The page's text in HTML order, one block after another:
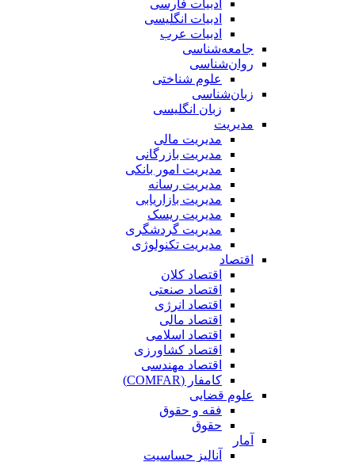
ادبیات فارسی
ادبیات انگلیسی
ادبیات عرب
جامعه‌شناسی
روان‌شناسی
علوم شناختی
زبان‌شناسی
زبان انگلیسی
مدیریت
مدیریت مالی
مدیریت بازرگانی
مدیریت امور بانکی
مدیریت رسانه
مدیریت بازاریابی
مدیریت ریسک
مدیریت گردشگری
مدیریت تکنولوژی
اقتصاد
اقتصاد کلان
اقتصاد صنعتی
اقتصاد انرژی
اقتصاد مالی
اقتصاد اسلامی
اقتصاد کشاورزی
اقتصاد مهندسی
کامفار (COMFAR)
علوم قضایی
فقه و حقوق
حقوق
آمار
آنالیز حساسیت